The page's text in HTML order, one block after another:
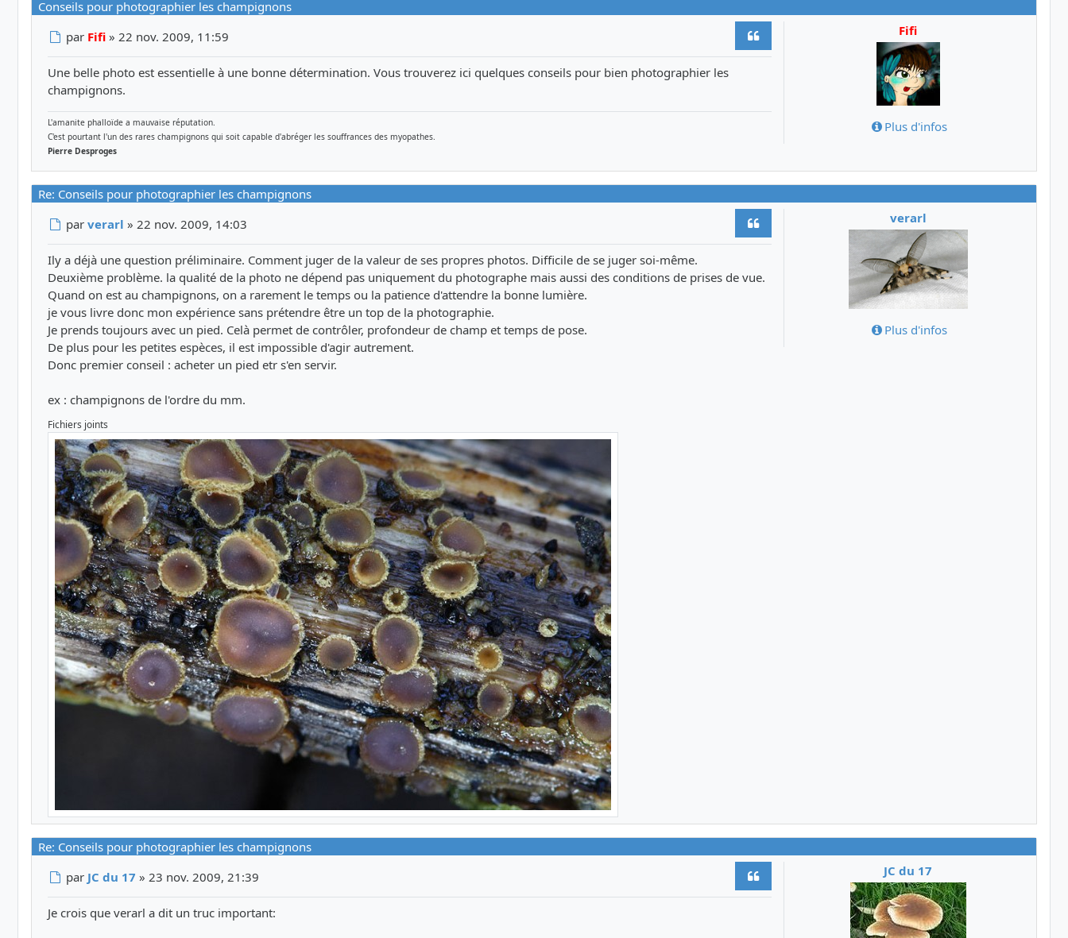
Conseils pour photographier les champignons
Fifi
Plus d'infos
Message
par Fifi » 22 nov. 2009, 11:59
Une belle photo est essentielle à une bonne détermination. Vous trouverez ici quelques conseils pour bien photographier les
champignons.
L'amanite phalloïde a mauvaise réputation.
C'est pourtant l'un des rares champignons qui soit capable d'abréger les souffrances des myopathes.
Pierre Desproges
Re: Conseils pour photographier les champignons
verarl
Plus d'infos
Message
parverarl » 22 nov. 2009, 14:03
Ily a déjà une question préliminaire. Comment juger de la valeur de ses propres photos. Difficile de se juger soi-même.
Deuxième problème. la qualité de la photo ne dépend pas uniquement du photographe mais aussi des conditions de prises de vue.
Quand on est au champignons, on a rarement le temps ou la patience d'attendre la bonne lumière.
je vous livre donc mon expérience sans prétendre être un top de la photographie.
Je prends toujours avec un pied. Celà permet de contrôler, profondeur de champ et temps de pose.
De plus pour les petites espèces, il est impossible d'agir autrement.
Donc premier conseil : acheter un pied etr s'en servir.
ex : champignons de l'ordre du mm.
Fichiers joints
Re: Conseils pour photographier les champignons
JC du 17
Message
par JC du 17 » 23 nov. 2009, 21:39
Je crois que verarl a dit un truc important: